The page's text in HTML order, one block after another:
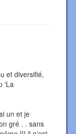
et diversifié,
'La
un et je
gré . . sans